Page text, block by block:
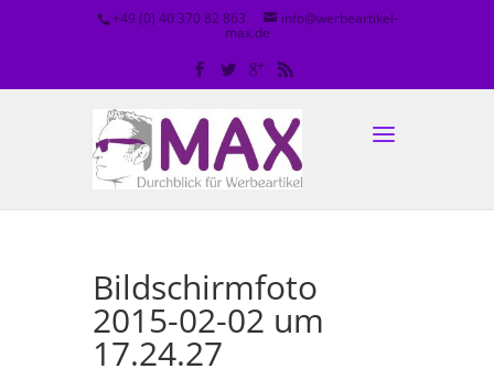
+49 (0) 40 370 82 863 info@werbeartikel-
max.de
Bildschirmfoto
2015-02-02 um
17.24.27